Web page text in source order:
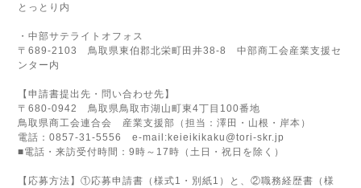
とっとり内
・中部サテライトオフォス
〒689-2103 鳥取県東伯郡北栄町田井38-8 中部商工会産業支援セ
ンター内
【申請書提出先・問い合わせ先】
〒680-0942 鳥取県鳥取市湖山町東4丁目100番地
鳥取県商工会連合会 産業支援部（担当：澤田・山根・岸本）
電話：0857-31-5556 e-mail:keieikikaku@tori-skr.jp
■電話・来訪受付時間：9時～17時（土日・祝日を除く）
【応募方法】①応募申請書（様式1・別紙1）と、②職務経歴書（様